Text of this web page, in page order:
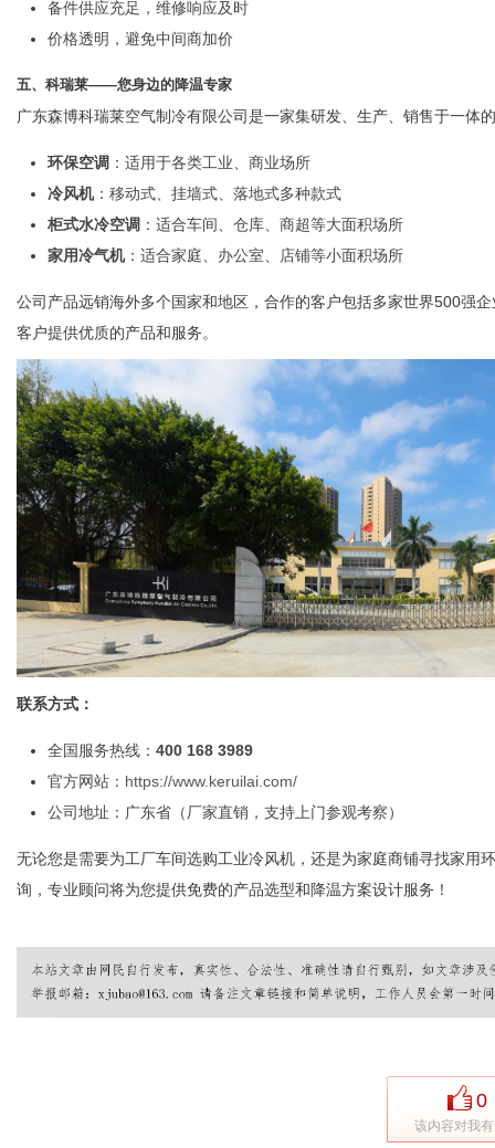
备件供应充足，维修响应及时
价格透明，避免中间商加价
五、科瑞莱——您身边的降温专家
广东森博科瑞莱空气制冷有限公司是一家集研发、生产、销售于一体
环保空调 ：适用于各类工业、商业场所
冷风机：移动式、挂墙式、落地式多种款式
柜式水冷空调 ：适合车间、仓库、商超等大面积场所
家用冷气机：适合家庭、办公室、店铺等小面积场所
公司产品远销海外多个国家和地区，合作的客户包括多家世界500强
客户提供优质的产品和服务。
联系方式：
全国服务热线： 400 168 3989
官方网站： https://www.keruilai.com/
公司地址：广东省（厂家直销，支持上门参观考察）
无论您是需要为工厂车间选购工业冷风机，还是为家庭商铺寻找家用
询，专业顾问将为您提供免费的产品选型和降温方案设计服务！
0
该内容对我